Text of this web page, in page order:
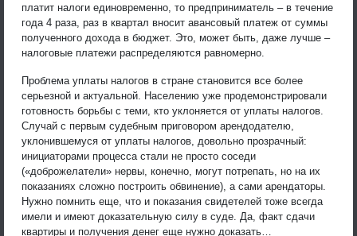
платит налоги единовременно, то предприниматель – в течение
года 4 раза, раз в квартал вносит авансовый платеж от суммы
полученного дохода в бюджет. Это, может быть, даже лучше –
налоговые платежи распределяются равномерно.
Проблема уплаты налогов в стране становится все более
серьезной и актуальной. Населению уже продемонстрировали
готовность борьбы с теми, кто уклоняется от уплаты налогов.
Случай с первым судебным приговором арендодателю,
уклонившемуся от уплаты налогов, довольно прозрачный:
инициаторами процесса стали не просто соседи
(«доброжелатели» нервы, конечно, могут потрепать, но на их
показаниях сложно построить обвинение), а сами арендаторы.
Нужно помнить еще, что и показания свидетелей тоже всегда
имели и имеют доказательную силу в суде. Да, факт сдачи
квартиры и получения денег еще нужно доказать…